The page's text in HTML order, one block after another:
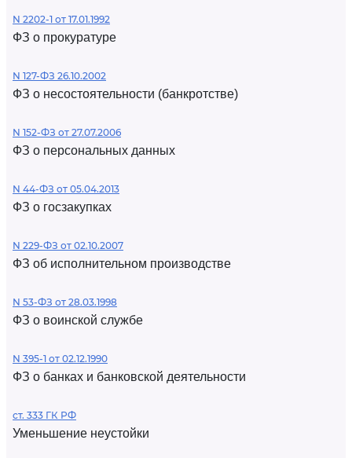
N 2202-1 от 17.01.1992
ФЗ о прокуратуре
N 127-ФЗ 26.10.2002
ФЗ о несостоятельности (банкротстве)
N 152-ФЗ от 27.07.2006
ФЗ о персональных данных
N 44-ФЗ от 05.04.2013
ФЗ о госзакупках
N 229-ФЗ от 02.10.2007
ФЗ об исполнительном производстве
N 53-ФЗ от 28.03.1998
ФЗ о воинской службе
N 395-1 от 02.12.1990
ФЗ о банках и банковской деятельности
ст. 333 ГК РФ
Уменьшение неустойки